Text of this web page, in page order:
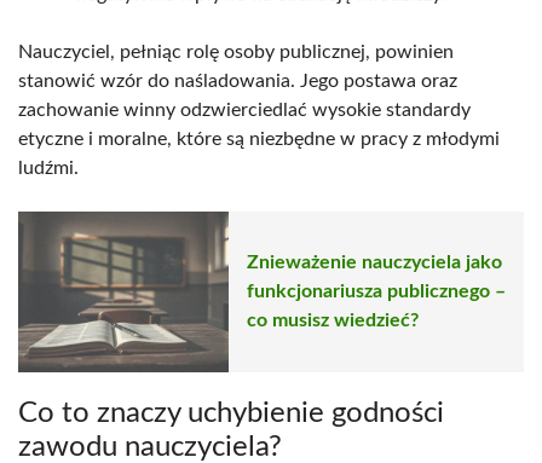
Nauczyciel, pełniąc rolę osoby publicznej, powinien
stanowić wzór do naśladowania. Jego postawa oraz
zachowanie winny odzwierciedlać wysokie standardy
etyczne i moralne, które są niezbędne w pracy z młodymi
ludźmi.
Znieważenie nauczyciela jako
funkcjonariusza publicznego –
co musisz wiedzieć?
Co to znaczy uchybienie godności
zawodu nauczyciela?